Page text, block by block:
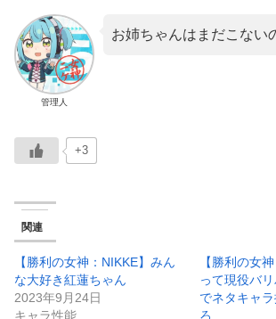
管理人
お姉ちゃんはまだこない
+3
関連
【勝利の女神：NIKKE】みん
な大好き紅蓮ちゃん
2023年9月24日
キャラ性能
【勝利の女
って現役バ
でネタキャ
ろ